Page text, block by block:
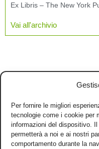
Per fornire le migliori
tecnologie come i cookie per
informazioni del dispositivo.
permetterà a noi e ai nostri
comportamento durante la
Ex Libris – The New York
Vai all'archivio